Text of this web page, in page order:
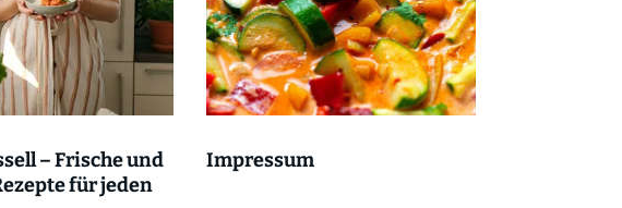
– Frische und
für jeden
Impressum